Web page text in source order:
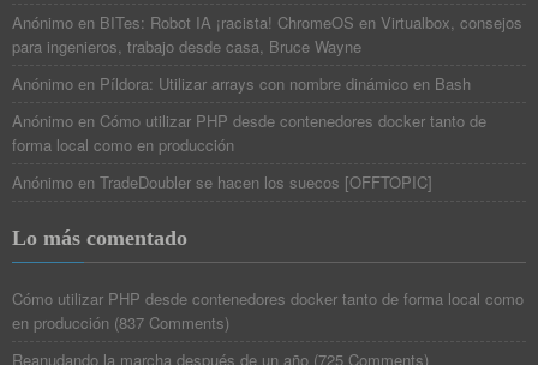
Anónimo en BITes: Robot IA ¡racista! ChromeOS en Virtualbox, consejos
para ingenieros, trabajo desde casa, Bruce Wayne
Anónimo en Píldora: Utilizar arrays con nombre dinámico en Bash
Anónimo en Cómo utilizar PHP desde contenedores docker tanto de
forma local como en producción
Anónimo en TradeDoubler se hacen los suecos [OFFTOPIC]
Lo más comentado
Cómo utilizar PHP desde contenedores docker tanto de forma local como
en producción (837 Comments)
Reanudando la marcha después de un año (725 Comments)